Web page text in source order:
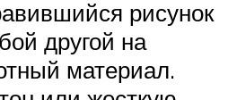
рисунок
другой на
материал.